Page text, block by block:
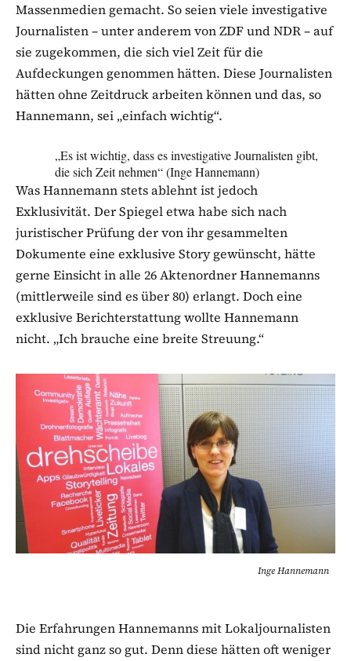
Massenmedien gemacht. So seien viele investigative
Journalisten – unter anderem von ZDF und NDR – auf
sie zugekommen, die sich viel Zeit für die
Aufdeckungen genommen hätten. Diese Journalisten
hätten ohne Zeitdruck arbeiten können und das, so
Hannemann, sei „einfach wichtig“.
„Es ist wichtig, dass es investigative Journalisten gibt,
die sich Zeit nehmen“ (Inge Hannemann)
Was Hannemann stets ablehnt ist jedoch
Exklusivität. Der Spiegel etwa habe sich nach
juristischer Prüfung der von ihr gesammelten
Dokumente eine exklusive Story gewünscht, hätte
gerne Einsicht in alle 26 Aktenordner Hannemanns
(mittlerweile sind es über 80) erlangt. Doch eine
exklusive Berichterstattung wollte Hannemann
nicht. „Ich brauche eine breite Streuung.“
Inge Hannemann
Die Erfahrungen Hannemanns mit Lokaljournalisten
sind nicht ganz so gut. Denn diese hätten oft weniger